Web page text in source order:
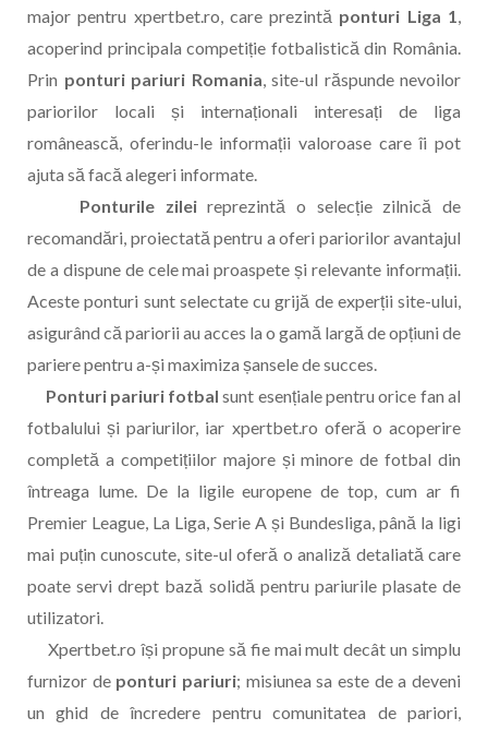
major pentru xpertbet.ro, care prezintă ponturi Liga 1,
acoperind principala competiție fotbalistică din România.
Prin ponturi pariuri Romania, site-ul răspunde nevoilor
pariorilor locali și internaționali interesați de liga
românească, oferindu-le informații valoroase care îi pot
ajuta să facă alegeri informate.
Ponturile zileireprezintă o selecție zilnică de
recomandări, proiectată pentru a oferi pariorilor avantajul
de a dispune de cele mai proaspete și relevante informații.
Aceste ponturi sunt selectate cu grijă de experții site-ului,
asigurând că pariorii au acces la o gamă largă de opțiuni de
pariere pentru a-și maximiza șansele de succes.
Ponturi pariuri fotbal sunt esențiale pentru orice fan al
fotbalului și pariurilor, iar xpertbet.ro oferă o acoperire
completă a competițiilor majore și minore de fotbal din
întreaga lume. De la ligile europene de top, cum ar fi
Premier League, La Liga, Serie A și Bundesliga, până la ligi
mai puțin cunoscute, site-ul oferă o analiză detaliată care
poate servi drept bază solidă pentru pariurile plasate de
utilizatori.
Xpertbet.ro își propune să fie mai mult decât un simplu
furnizor de ponturi pariuri; misiunea sa este de a deveni
un ghid de încredere pentru comunitatea de pariori,